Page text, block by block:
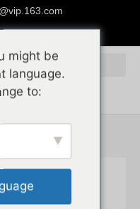
для
might be
language.
to: